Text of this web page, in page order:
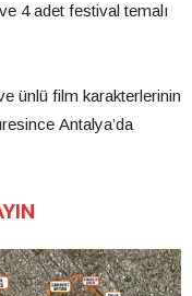
4 adet festival temalı
ünlü film karakterlerinin
Antalya’da